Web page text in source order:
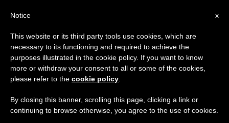
DAY
October 11th, 2018
DERNIÈRES NOUVELLES
x
Notice
This website or its third party tools use cookies, which are
necessary to its functioning and required to achieve the
purposes illustrated in the cookie policy. If you want to know
more or withdraw your consent to all or some of the cookies,
please refer to the cookie policy
By closing this banner, scrolling this page, clicking a link or
continuing to browse otherwise, you agree to the use of cookies.